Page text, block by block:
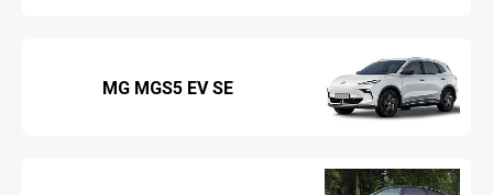
MG MGS5 EV SE